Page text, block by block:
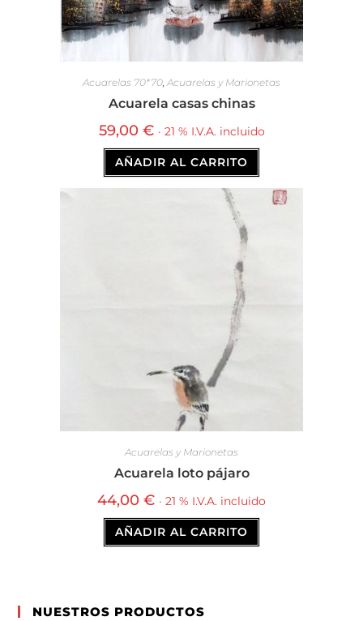
Acuarelas 70*70,Acuarelas y Marionetas
Acuarela casas chinas
59,00 € · 21 % I.V.A. incluido
AÑADIR AL CARRITO
Acuarelas y Marionetas
Acuarela loto pájaro
44,00 € · 21 % I.V.A. incluido
AÑADIR AL CARRITO
NUESTROS PRODUCTOS